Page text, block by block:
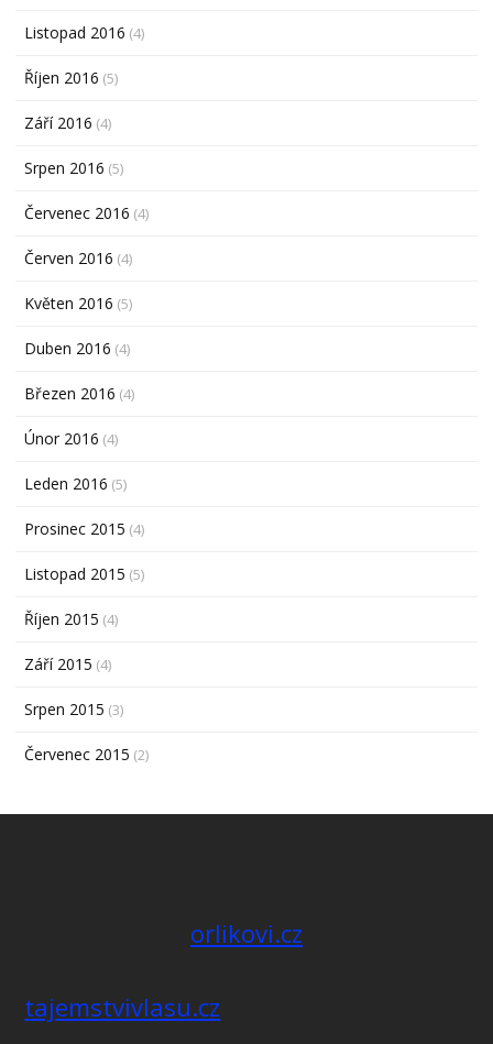
Listopad 2016 (4)
Říjen 2016 (5)
Září 2016 (4)
Srpen 2016 (5)
Červenec 2016 (4)
Červen 2016 (4)
Květen 2016 (5)
Duben 2016 (4)
Březen 2016 (4)
Únor 2016 (4)
Leden 2016 (5)
Prosinec 2015 (4)
Listopad 2015 (5)
Říjen 2015 (4)
Září 2015 (4)
Srpen 2015 (3)
Červenec 2015 (2)
orlikovi.cz
tajemstvivlasu.cz